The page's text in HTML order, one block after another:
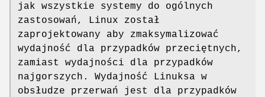
jak wszystkie systemy do ogólnych
zastosowań, Linux został
zaprojektowany aby zmaksymalizować
wydajność dla przypadków przeciętnych,
zamiast wydajności dla przypadków
najgorszych. Wydajność Linuksa w
obsłudze przerwań jest dla przypadków